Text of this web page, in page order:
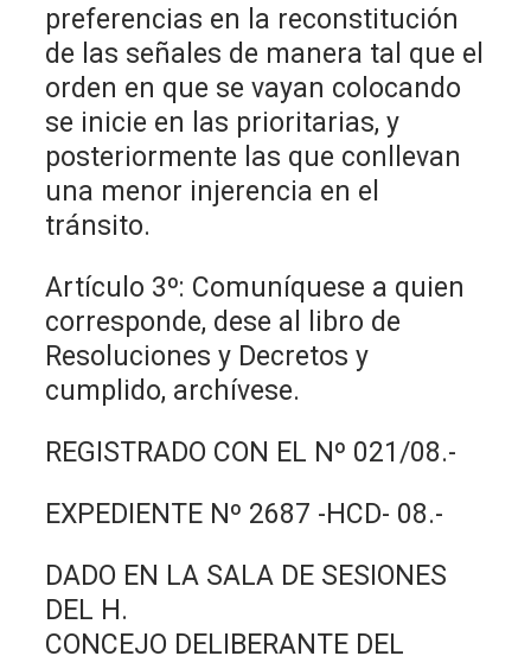
preferencias en la reconstitución
de las señales de manera tal que el
orden en que se vayan colocando
se inicie en las prioritarias, y
posteriormente las que conllevan
una menor injerencia en el
tránsito.
Artículo 3º: Comuníquese a quien
corresponde, dese al libro de
Resoluciones y Decretos y
cumplido, archívese.
REGISTRADO CON EL Nº 021/08.-
EXPEDIENTE Nº 2687 -HCD- 08.-
DADO EN LA SALA DE SESIONES
DEL H.
CONCEJO DELIBERANTE DEL